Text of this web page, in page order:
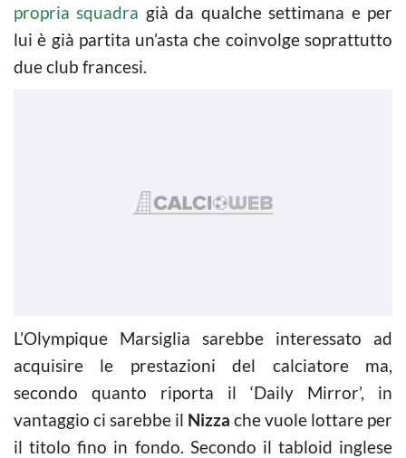
propria squadra già da qualche settimana e per
lui è già partita un’asta che coinvolge soprattutto
due club francesi.
L’Olympique Marsiglia sarebbe interessato ad
acquisire le prestazioni del calciatore ma,
secondo quanto riporta il ‘Daily Mirror’, in
vantaggio ci sarebbe il Nizza che vuole lottare per
il titolo fino in fondo. Secondo il tabloid inglese